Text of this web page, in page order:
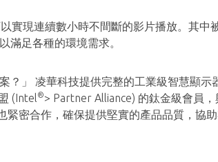
實現連續數小時不間斷的影片播放。其
滿足各種的環境需求。
？」 凌華科技提供完整的工業級智慧顯
(Intel®> Partner Alliance) 的鈦金級會員
緊密合作，確保提供堅實的產品品質，協